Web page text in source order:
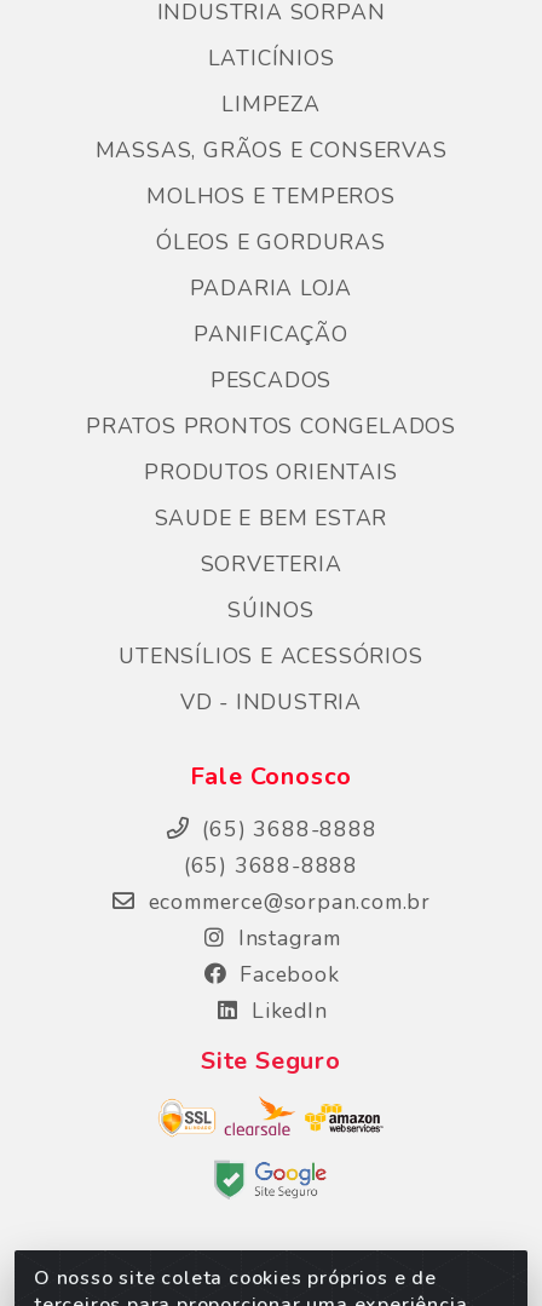
O nosso site coleta cookies próprios e de
INDUSTRIA SORPAN
LATICÍNIOS
LIMPEZA
MASSAS, GRÃOS E CONSERVAS
MOLHOS E TEMPEROS
ÓLEOS E GORDURAS
PADARIA LOJA
PANIFICAÇÃO
PESCADOS
PRATOS PRONTOS CONGELADOS
PRODUTOS ORIENTAIS
SAUDE E BEM ESTAR
SORVETERIA
SÚINOS
UTENSÍLIOS E ACESSÓRIOS
VD - INDUSTRIA
Fale Conosco
(65) 3688-8888
(65) 3688-8888
ecommerce@sorpan.com.br
Instagram
Facebook
LikedIn
Site Seguro
Sorpan - Rodovia dos Imigrantes, Lote 06, São